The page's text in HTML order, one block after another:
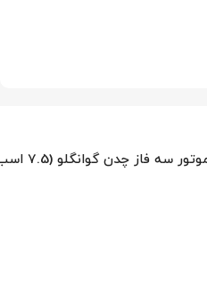
(7.5 اسب – 5.5 کیلووات – 1500 دور)”